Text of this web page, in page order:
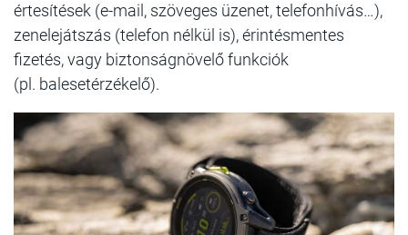
értesítések (e-mail, szöveges üzenet, telefonhívás…),
zenelejátszás (telefon nélkül is), érintésmentes
fizetés, vagy biztonságnövelő funkciók
(pl. balesetérzékelő).